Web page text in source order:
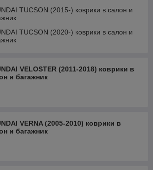
TUCSON (2015-) коврики в салон и
TUCSON (2020-) коврики в салон и
VELOSTER (2011-2018) коврики в
и багажник
VERNA (2005-2010) коврики в
и багажник